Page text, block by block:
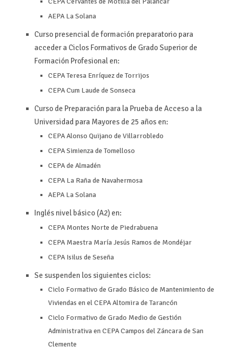
AEPA La Solana
Curso presencial de formación preparatorio para
acceder a Ciclos Formativos de Grado Superior de
Formación Profesional en:
CEPA Teresa Enríquez de Torrijos
CEPA Cum Laude de Sonseca
Curso de Preparación para la Prueba de Acceso a la
Universidad para Mayores de 25 años en:
CEPA Alonso Quijano de Villarrobledo
CEPA Simienza de Tomelloso
CEPA de Almadén
CEPA La Raña de Navahermosa
AEPA La Solana
Inglés nivel básico (A2) en:
CEPA Montes Norte de Piedrabuena
CEPA Maestra María Jesús Ramos de Mondéjar
CEPA Isilus de Seseña
Se suspenden los siguientes ciclos:
Ciclo Formativo de Grado Básico de Mantenimiento de
Viviendas en el CEPA Altomira de Tarancón
Ciclo Formativo de Grado Medio de Gestión
Administrativa en CEPA Campos del Záncara de San
Clemente